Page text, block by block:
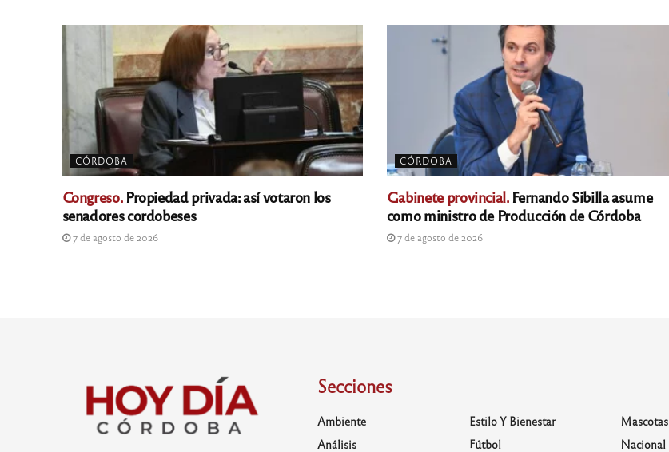
CÓRDOBA
Congreso.Propiedad privada: así votaron los
senadores cordobeses
7 de agosto de 2026
CÓRDOBA
Gabinete provincial.Fernando Sibilla asume
como ministro de Producción de Córdoba
7 de agosto de 2026
Secciones
Ambiente
Análisis
Estilo Y Bienestar
Fútbol
Mascotas
Nacional